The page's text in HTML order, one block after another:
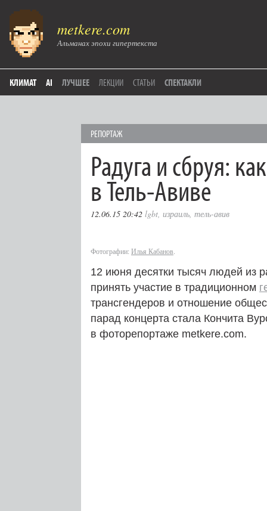
metkere.com
Альманах эпохи гипертекста
КЛИМАТ AI ЛУЧШЕЕ ЛЕКЦИИ СТАТЬИ СПЕКТАКЛИ
РЕПОРТАЖ
Радуга и сбруя:
в Тель-Авиве
12.06.15 20:42 lgbt, израиль, тель-авив
Фотографии: Илья Кабанов
12 июня десятки тысяч людей из
принять участие в традиционном
трансгендеров и отношение
парад концерта стала Кончита
в фоторепортаже metkere.com.